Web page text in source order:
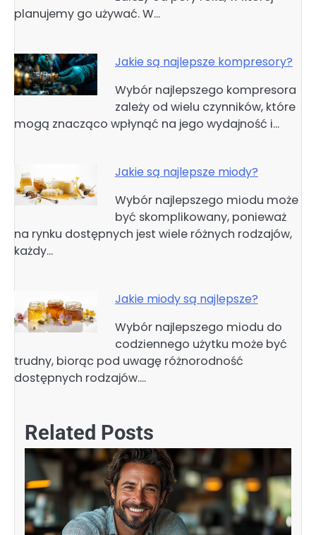
planujemy go używać. W…
Jakie są najlepsze kompresory?
Wybór najlepszego kompresora
zależy od wielu czynników, które
mogą znacząco wpłynąć na jego wydajność i…
Jakie są najlepsze miody?
Wybór najlepszego miodu może
być skomplikowany, ponieważ
na rynku dostępnych jest wiele różnych rodzajów,
każdy…
Jakie miody są najlepsze?
Wybór najlepszego miodu do
codziennego użytku może być
trudny, biorąc pod uwagę różnorodność
dostępnych rodzajów.…
Related Posts